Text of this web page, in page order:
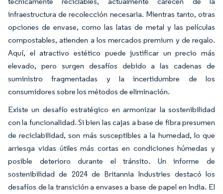
infraestructura de recolección necesaria. Mientras tanto, otras
opciones de envase, como las latas de metal y las películas
compostables, atienden a los mercados premium y de regalo.
Aquí, el atractivo estético puede justificar un precio más
elevado, pero surgen desafíos debido a las cadenas de
suministro fragmentadas y la incertidumbre de los
consumidores sobre los métodos de eliminación.
Existe un desafío estratégico en armonizar la sostenibilidad
con la funcionalidad. Si bien las cajas a base de fibra presumen
de reciclabilidad, son más susceptibles a la humedad, lo que
arriesga vidas útiles más cortas en condiciones húmedas y
posible deterioro durante el tránsito. Un informe de
sostenibilidad de 2024 de Britannia Industries destacó los
desafíos de la transición a envases a base de papel en India. El